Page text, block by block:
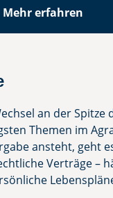
Mehr erfahren
an der Spitze
Themen im
ansteht, geht
Verträge –